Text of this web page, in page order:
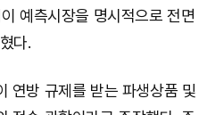
예측시장을 명시적으로 전면
다.
연방 규제를 받는 파생상품 및